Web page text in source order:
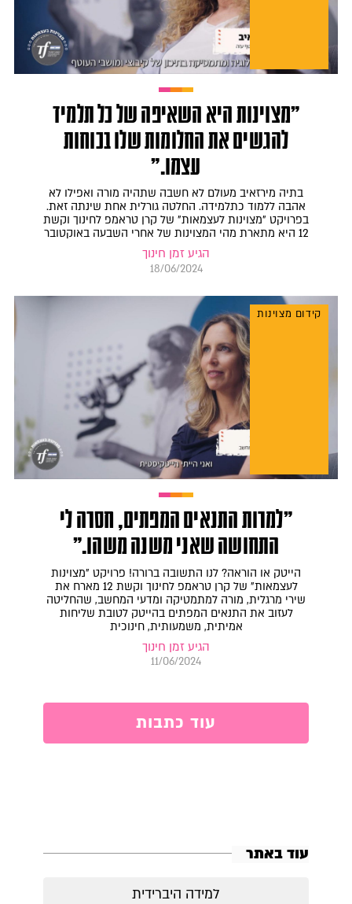
"מצוינות היא השאיפה של כל תלמיד
להגשים את החלומות שלו בכוחות
עצמו."
בתיה מירזאיב מעולם לא חשבה שתהיה מורה ואפילו לא
אהבה ללמוד כתלמידה. החלטה גורלית אחת שינתה זאת.
בפרויקט "מצוינות לעצמאות" של קרן טראמפ לחינוך וקשת
12 היא מתארת מהי המצוינות של אחרי השבעה באוקטובר
הגיע זמן חינוך
18/06/2024
קידום מצוינות
"למרות התנאים המפתים, חסרה לי
התחושה שאני משנה משהו."
הייטק או הוראה? לנו התשובה ברורה! פרויקט "מצוינות
לעצמאות" של קרן טראמפ לחינוך וקשת 12 מארח את
שירי מרגלית, מורה למתמטיקה ומדעי המחשב, שהחליטה
לעזוב את התנאים המפתים בהייטק לטובת שליחות
אמיתית, משמעותית, חינוכית
הגיע זמן חינוך
11/06/2024
עוד כתבות
עוד באתר
למידה היברידית